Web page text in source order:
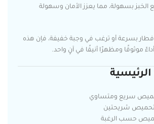
الخبز بسهولة، مما يعزز الأمان وسهولة
بسرعة أو ترغب في وجبة خفيفة، فإن هذه
موثوقًا ومظهرًا أنيقًا في آنٍ واحد.
شريحتين
حسب الرغبة